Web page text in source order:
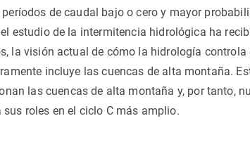
de caudal bajo o cero y mayor
estudio de la intermitencia hidrológica ha
la visión actual de cómo la hidrología controla
incluye las cuencas de alta montaña.
las cuencas de alta montaña y, por tanto,
roles en el ciclo C más amplio.